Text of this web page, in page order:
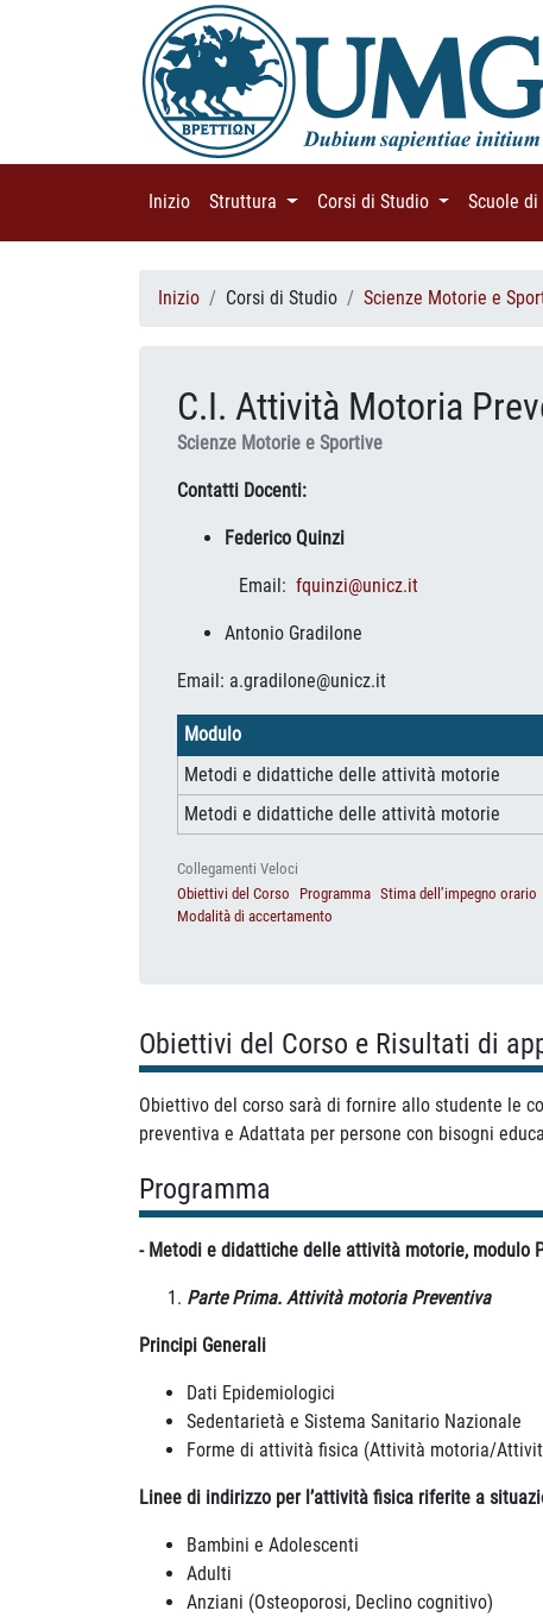
Inizio (current)
Struttura (current)Corsi di Studio (current)
Scuole
Inizio Corsi di Studio Scienze Motorie e
C.I. Attività Motoria
Scienze Motorie e Sportive
Contatti Docenti:
Federico Quinzi
Email: fquinzi@unicz.it
Antonio Gradilone
Email: a.gradilone@unicz.it
Modulo
Metodi e didattiche delle attività motorie
Metodi e didattiche delle attività motorie
Collegamenti Veloci
Obiettivi del Corso
Programma Stima dell’impegno orario
Modalità di accertamento
Obiettivi del Corso e Risultati di
Obiettivo del corso sarà di fornire allo studente le
preventiva e Adattata per persone con bisogni
Programma
- Metodi e didattiche delle attività motorie, modulo
Parte Prima. Attività motoria Preventiva
Principi Generali
Dati Epidemiologici
Sedentarietà e Sistema Sanitario Nazionale
Forme di attività fisica (Attività motoria/
Linee di indirizzo per l’attività fisica riferite a
Bambini e Adolescenti
Adulti
Anziani (Osteoporosi, Declino cognitivo)